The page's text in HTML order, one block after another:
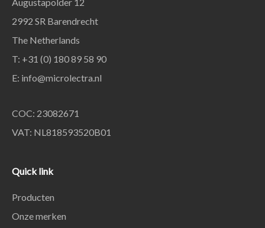
2992 SR Barendrecht
The Netherlands
T: +31 (0) 180 89 58 90
E: info@microlectra.nl
COC: 23082671
VAT: NL818593520B01
Quick link
Producten
Onze merken